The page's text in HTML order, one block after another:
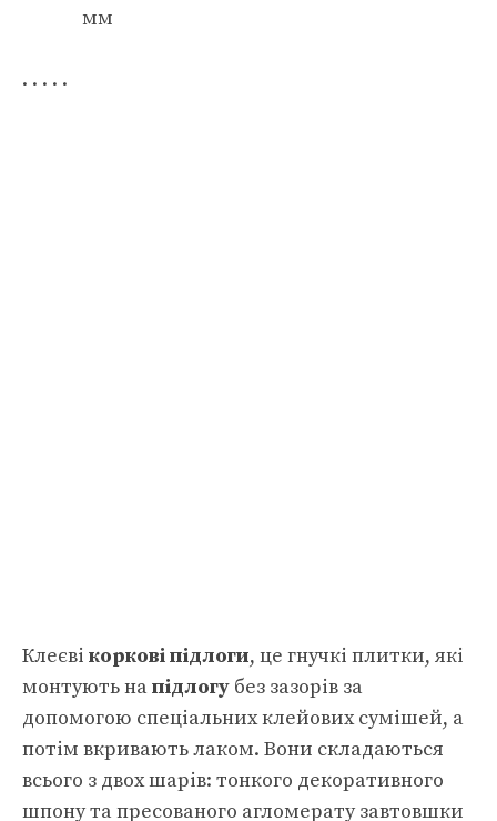
мм
. . . . .
Клеєві коркові підлоги, це гнучкі плитки, які
монтують напідлогу без зазорів за
допомогою спеціальних клейових сумішей, а
потім вкривають лаком. Вони складаються
всього з двох шарів: тонкого декоративного
шпону та пресованого агломерату завтовшки